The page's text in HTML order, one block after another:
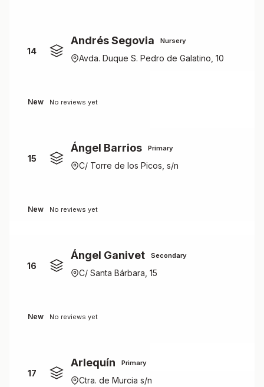
14
Andrés Segovia Nursery
Avda. Duque S. Pedro de Galatino, 10
New No reviews yet
15
Ángel Barrios Primary
C/ Torre de los Picos, s/n
New No reviews yet
16
Ángel Ganivet Secondary
C/ Santa Bárbara, 15
New No reviews yet
17
Arlequín Primary
Ctra. de Murcia s/n